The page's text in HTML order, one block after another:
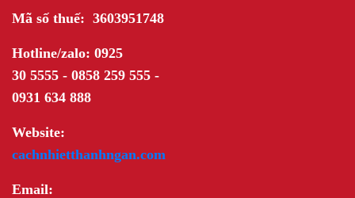
Mã số thuế: 3603951748
Hotline/zalo: 0925
30 5555 - 0858 259 555 -
0931 634 888
Website:
cachnhietthanhngan.com
Email: